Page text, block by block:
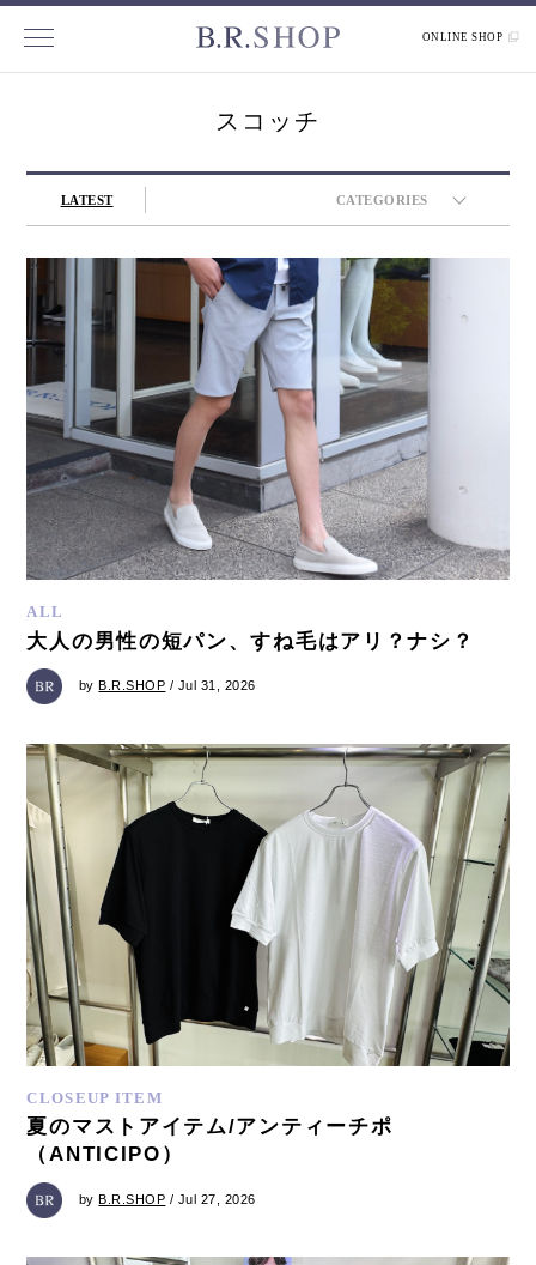
ONLINE SHOP
スコッチ
LATEST CATEGORIES
ALL
大人の男性の短パン、すね毛はアリ？ナシ？
by B.R.SHOP / Jul 31, 2026
CLOSEUP ITEM
夏のマストアイテム/アンティーチポ
（ANTICIPO）
byB.R.SHOP / Jul 27, 2026